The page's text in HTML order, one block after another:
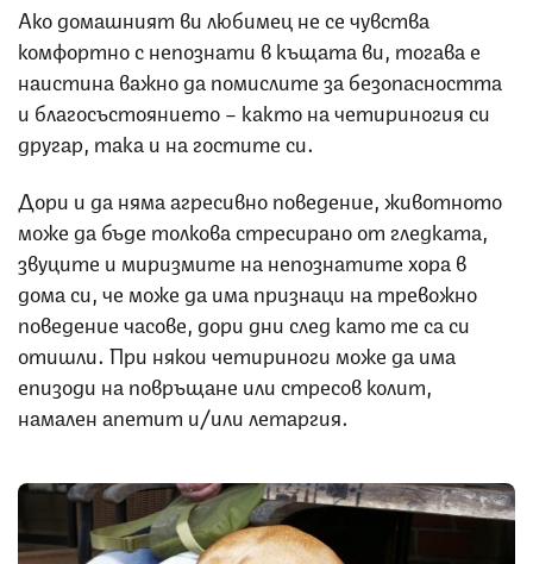
Ако домашният ви любимец не се чувства
комфортно с непознати в къщата ви, тогава е
наистина важно да помислите за безопасността
и благосъстоянието – както на четириногия си
другар, така и на гостите си.
Дори и да няма агресивно поведение, животното
може да бъде толкова стресирано от гледката,
звуците и миризмите на непознатите хора в
дома си, че може да има признаци на тревожно
поведение часове, дори дни след като те са си
отишли. При някои четириноги може да има
епизоди на повръщане или стресов колит,
намален апетит и/или летаргия.